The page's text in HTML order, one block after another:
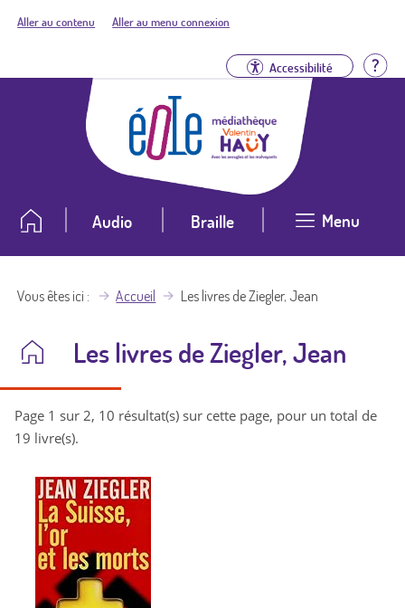
Aller au contenu Aller au menu connexion
Accessibilité
Audio Braille Menu
Vous êtes ici Accueil Les livres de Ziegler, Jean
Les livres de Ziegler, Jean
Page 1 sur 2, 10 résultat(s) sur cette page, pour un total de
19 livre(s).